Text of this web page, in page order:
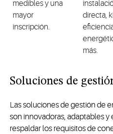
medibles y una
mayor
inscripción.
directa,
más.
Soluciones de
Las soluciones de gestión de
son innovadoras, adaptables y
respaldar los requisitos de